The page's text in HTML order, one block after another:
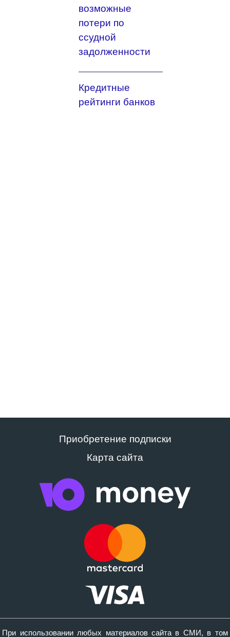
возможные
потери по
ссудной
задолженности
Кредитные
рейтинги банков
Приобретение подписки
Карта сайта
При использовании любых материалов сайта в СМИ, в том